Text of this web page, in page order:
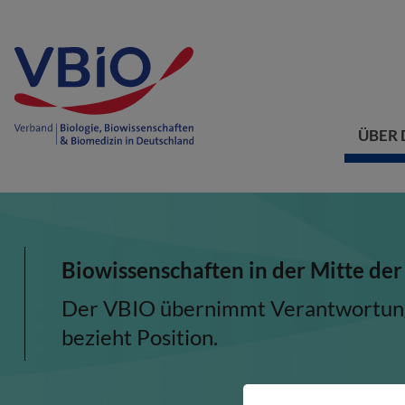
ÜBER
Biowissenschaften in der Mitte
Der VBIO übernimmt
bezieht Position.